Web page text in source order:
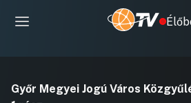
Győr Megyei Jogú Város